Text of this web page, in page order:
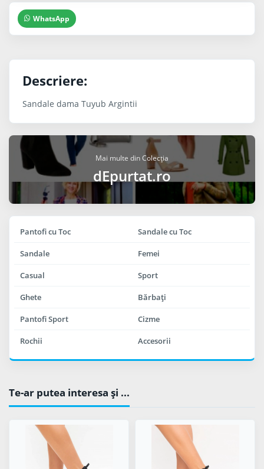
WhatsApp
Descriere:
Sandale dama Tuyub Argintii
Mai multe din Colecția
dEpurtat.ro
Pantofi cu Toc Sandale cu Toc
Sandale Femei
Casual Sport
Ghete Bărbaţi
Pantofi Sport Cizme
Rochii Accesorii
Te-ar putea interesa şi ...